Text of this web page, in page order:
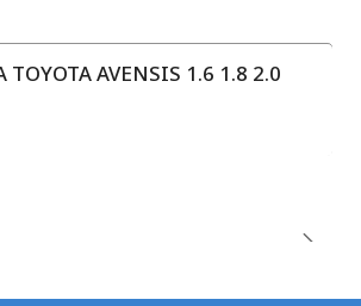
TOYOTA AVENSIS 1.6 1.8 2.0